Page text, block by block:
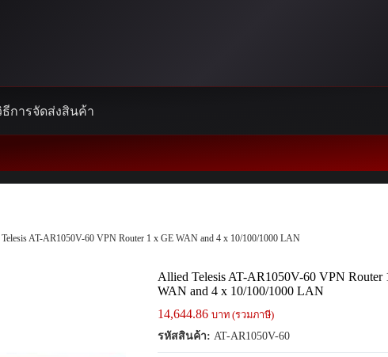
ธีการจัดส่งสินค้า
AT-AR1050V-60 VPN Router 1 x GE WAN and 4 x 10/100/1000 LAN
Allied Telesis AT-AR1050V-60 VPN Router
WAN and 4 x 10/100/1000 LAN
14,644.86 บาท (รวมภาษี)
รหัสสินค้า: AT-AR1050V-60